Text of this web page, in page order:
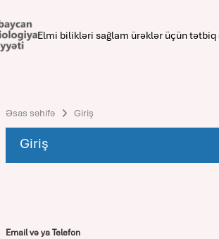
Elmi bilikləri sağlam ürəklər üçün tətbiq
Əsas səhifə Giriş
Giriş
Email və ya Telefon